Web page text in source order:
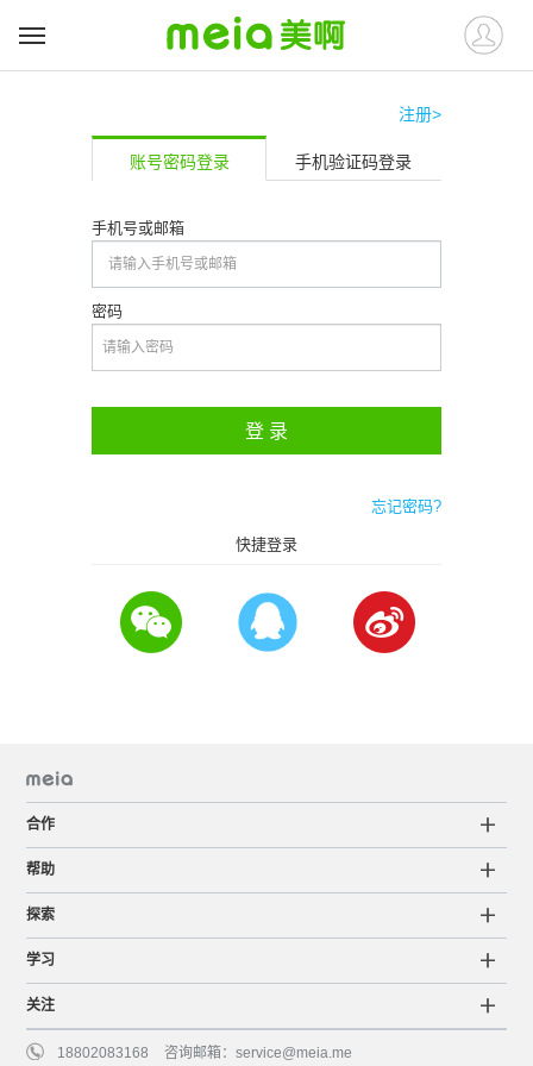
注册>
账号密码登录 手机验证码登录
手机号或邮箱
密码
登 录
快捷登录
忘记密码?
合作
帮助
探索
学习
关注
18802083168 咨询邮箱：service@meia.me